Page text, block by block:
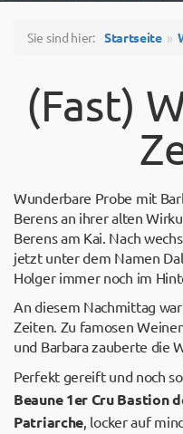
Sie sind hier: Startseite
(Fast)
Wunderbare Probe mit
Berens an ihrer alten
Berens am Kai. Nach
jetzt unter dem Namen
Holger immer noch im
An diesem Nachmittag
Zeiten. Zu famosen
und Barbara zauberte die
Perfekt gereift und noch
Beaune 1er Cru Bastion
Patriarche, locker auf